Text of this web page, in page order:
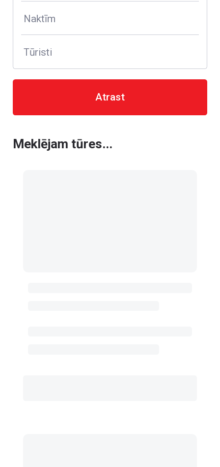
Naktīm
Tūristi
Atrast
Meklējam tūres...